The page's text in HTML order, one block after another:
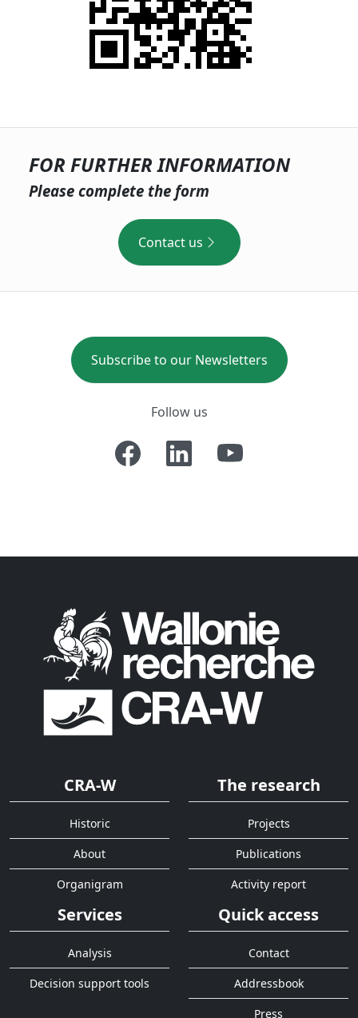
FOR FURTHER INFORMATION
Please complete the form
Contact us
Subscribe to our Newsletters
Follow us
CRA-W
Historic
About
Organigram
The research
Projects
Publications
Activity report
Services
Analysis
Decision support tools
Quick access
Contact
Addressbook
Press